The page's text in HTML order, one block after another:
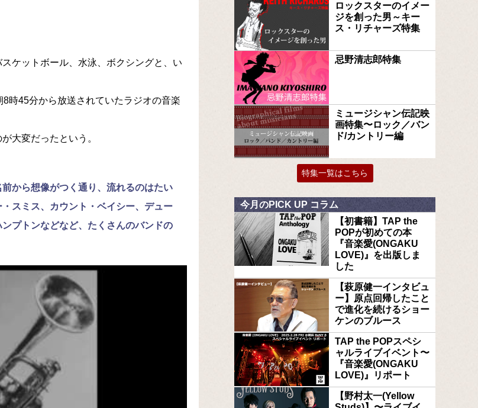
ケットボール、水泳、ボクシングと、い
時45分から放送されていたラジオの音楽
大変だったという。
から想像がつく通り、流れるのはたい
スミス、カウント・ベイシー、デュー
プトンなどなど、たくさんのバンドの
ロックスターのイメー
ジを創った男～キー
ス・リチャーズ特集
忌野清志郎特集
ミュージシャン伝記映
画特集〜ロック／バン
ド/カントリー編
特集一覧はこちら
今月のPICK UP コラム
【初書籍】TAP the
POPが初めての本
『音楽愛(ONGAKU
LOVE)』を出版しま
した
【萩原健一インタビュ
ー】原点回帰したこと
で進化を続けるショー
ケンのブルース
TAP the POPスペシ
ャルライブイベント〜
『音楽愛(ONGAKU
LOVE)』リポート
【野村太一(Yellow